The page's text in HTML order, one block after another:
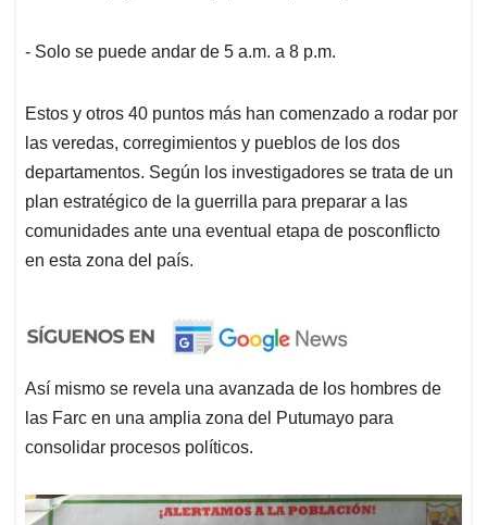
- Solo se puede andar de 5 a.m. a 8 p.m.
Estos y otros 40 puntos más han comenzado a rodar por
las veredas, corregimientos y pueblos de los dos
departamentos. Según los investigadores se trata de un
plan estratégico de la guerrilla para preparar a las
comunidades ante una eventual etapa de posconflicto
en esta zona del país.
Así mismo se revela una avanzada de los hombres de
las Farc en una amplia zona del Putumayo para
consolidar procesos políticos.